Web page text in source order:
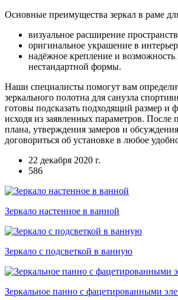
Основные преимущества зеркал в раме
визуальное расширение
оригинальное украшение в
надёжное крепление и возможность
нестандартной формы.
Наши специалисты помогут вам
зеркального полотна для санузла
готовы подсказать подходящий размер и
исходя из заявленных параметров. После
плана, утверждения замеров и
договориться об установке в любое
22 декабря 2020 г.
586
Зеркало настенное в ванной
Зеркало с подсветкой в ванную
Зеркальное панно с фацетированными